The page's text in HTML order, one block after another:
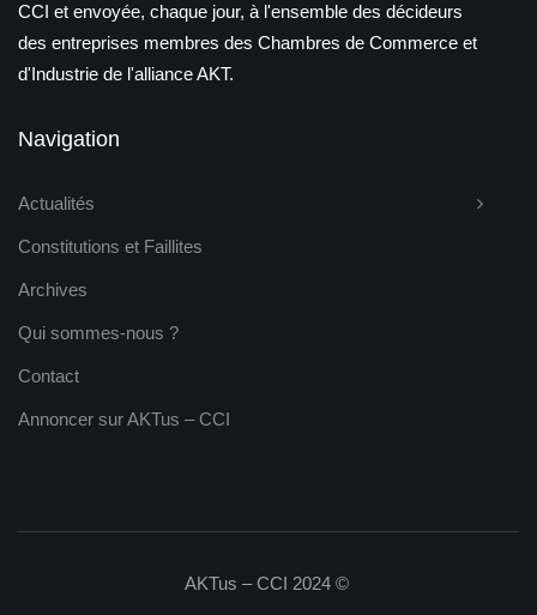
CCI et envoyée, chaque jour, à l'ensemble des décideurs
des entreprises membres des Chambres de Commerce et
d'Industrie de l'alliance AKT.
Navigation
Actualités
Constitutions et Faillites
Archives
Qui sommes-nous ?
Contact
Annoncer sur AKTus – CCI
AKTus – CCI 2024 ©